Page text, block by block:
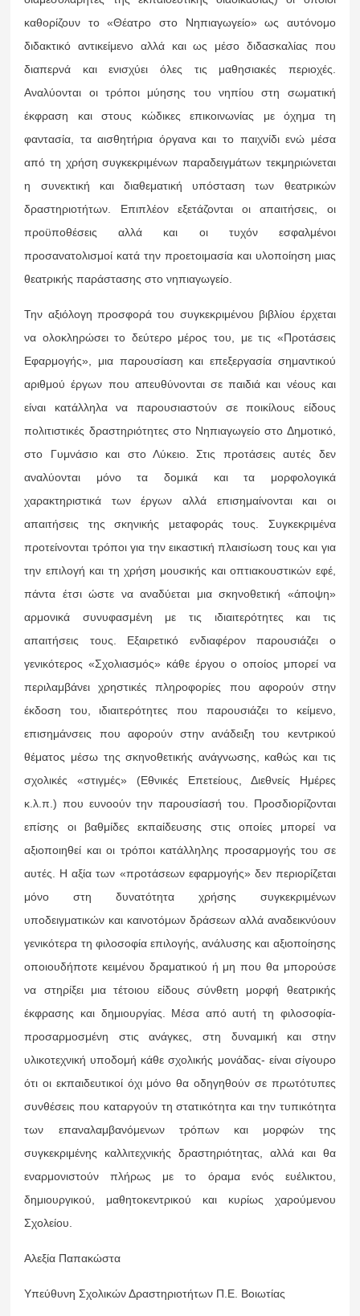
καθορίζουν το «Θέατρο στο Νηπιαγωγείο» ως αυτόνομο
διδακτικό αντικείμενο αλλά και ως μέσο διδασκαλίας που
διαπερνά και ενισχύει όλες τις μαθησιακές περιοχές.
Αναλύονται οι τρόποι μύησης του νηπίου στη σωματική
έκφραση και στους κώδικες επικοινωνίας με όχημα τη
φαντασία, τα αισθητήρια όργανα και το παιχνίδι ενώ μέσα
από τη χρήση συγκεκριμένων παραδειγμάτων τεκμηριώνεται
η συνεκτική και διαθεματική υπόσταση των θεατρικών
δραστηριοτήτων. Επιπλέον εξετάζονται οι απαιτήσεις, οι
προϋποθέσεις αλλά και οι τυχόν εσφαλμένοι
προσανατολισμοί κατά την προετοιμασία και υλοποίηση μιας
θεατρικής παράστασης στο νηπιαγωγείο.
Την αξιόλογη προσφορά του συγκεκριμένου βιβλίου έρχεται
να ολοκληρώσει το δεύτερο μέρος του, με τις «Προτάσεις
Εφαρμογής», μια παρουσίαση και επεξεργασία σημαντικού
αριθμού έργων που απευθύνονται σε παιδιά και νέους και
είναι κατάλληλα να παρουσιαστούν σε ποικίλους είδους
πολιτιστικές δραστηριότητες στο Νηπιαγωγείο στο Δημοτικό,
στο Γυμνάσιο και στο Λύκειο. Στις προτάσεις αυτές δεν
αναλύονται μόνο τα δομικά και τα μορφολογικά
χαρακτηριστικά των έργων αλλά επισημαίνονται και οι
απαιτήσεις της σκηνικής μεταφοράς τους. Συγκεκριμένα
προτείνονται τρόποι για την εικαστική πλαισίωση τους και για
την επιλογή και τη χρήση μουσικής και οπτιακουστικών εφέ,
πάντα έτσι ώστε να αναδύεται μια σκηνοθετική «άποψη»
αρμονικά συνυφασμένη με τις ιδιαιτερότητες και τις
απαιτήσεις τους. Εξαιρετικό ενδιαφέρον παρουσιάζει ο
γενικότερος «Σχολιασμός» κάθε έργου ο οποίος μπορεί να
περιλαμβάνει χρηστικές πληροφορίες που αφορούν στην
έκδοση του, ιδιαιτερότητες που παρουσιάζει το κείμενο,
επισημάνσεις που αφορούν στην ανάδειξη του κεντρικού
θέματος μέσω της σκηνοθετικής ανάγνωσης, καθώς και τις
σχολικές «στιγμές» (Εθνικές Επετείους, Διεθνείς Ημέρες
κ.λ.π.) που ευνοούν την παρουσίασή του. Προσδιορίζονται
επίσης οι βαθμίδες εκπαίδευσης στις οποίες μπορεί να
αξιοποιηθεί και οι τρόποι κατάλληλης προσαρμογής του σε
αυτές. Η αξία των «προτάσεων εφαρμογής» δεν περιορίζεται
μόνο στη δυνατότητα χρήσης συγκεκριμένων
υποδειγματικών και καινοτόμων δράσεων αλλά αναδεικνύουν
γενικότερα τη φιλοσοφία επιλογής, ανάλυσης και αξιοποίησης
οποιουδήποτε κειμένου δραματικού ή μη που θα μπορούσε
να στηρίξει μια τέτοιου είδους σύνθετη μορφή θεατρικής
έκφρασης και δημιουργίας. Μέσα από αυτή τη φιλοσοφία-
προσαρμοσμένη στις ανάγκες, στη δυναμική και στην
υλικοτεχνική υποδομή κάθε σχολικής μονάδας- είναι σίγουρο
ότι οι εκπαιδευτικοί όχι μόνο θα οδηγηθούν σε πρωτότυπες
συνθέσεις που καταργούν τη στατικότητα και την τυπικότητα
των επαναλαμβανόμενων τρόπων και μορφών της
συγκεκριμένης καλλιτεχνικής δραστηριότητας, αλλά και θα
εναρμονιστούν πλήρως με το όραμα ενός ευέλικτου,
δημιουργικού, μαθητοκεντρικού και κυρίως χαρούμενου
Σχολείου.
Αλεξία Παπακώστα
Υπεύθυνη Σχολικών Δραστηριοτήτων Π.Ε. Βοιωτίας